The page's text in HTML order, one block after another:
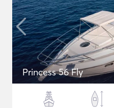
Princess 56 Fly